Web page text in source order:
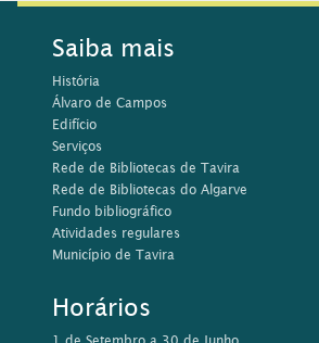
Saiba mais
História
Álvaro de Campos
Edifício
Serviços
Rede de Bibliotecas de Tavira
Rede de Bibliotecas do Algarve
Fundo bibliográfico
Atividades regulares
Município de Tavira
Horários